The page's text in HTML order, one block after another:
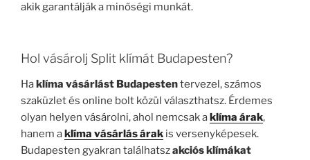
akik garantálják a minőségi munkát.
Hol vásárolj Split klímát Budapesten?
Ha klíma vásárlást Budapestentervezel, számos
szaküzlet és online bolt közül választhatsz. Érdemes
olyan helyen vásárolni, ahol nemcsak a klíma árak,
hanem a klíma vásárlás árak is versenyképesek.
Budapesten gyakran találhatszakciós klímákat